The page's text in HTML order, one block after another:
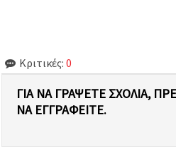
Κριτικές: 0
ΓΙΑ ΝΑ ΓΡΆΨΕΤΕ ΣΧΌΛΙΑ,
Α ΕΓΓΡΑΦΕΊΤΕ.